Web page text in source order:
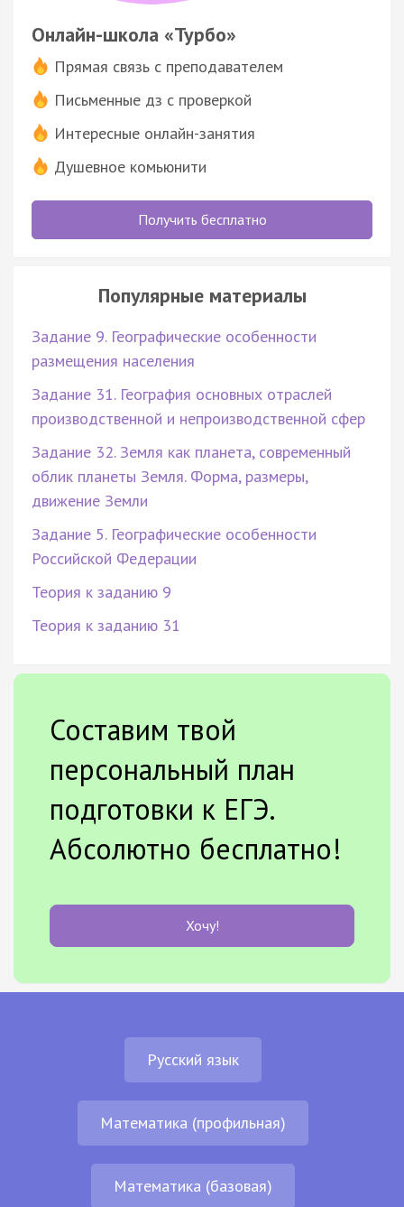
Онлайн-школа «Турбо»
Прямая связь с преподавателем
Письменные дз с проверкой
Интересные онлайн-занятия
Душевное комьюнити
Получить бесплатно
Популярные материалы
Задание 9. Географические особенности
размещения населения
Задание 31. География основных отраслей
производственной и непроизводственной сфер
Задание 32. Земля как планета, современный
облик планеты Земля. Форма, размеры,
движение Земли
Задание 5. Географические особенности
Российской Федерации
Теория к заданию 9
Теория к заданию 31
Составим твой
персональный план
подготовки к ЕГЭ.
Абсолютно бесплатно!
Хочу!
Русский язык
Математика (профильная)
Математика (базовая)